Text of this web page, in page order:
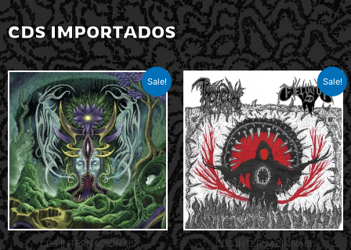
CDS IMPORTADOS
Sale!
CDS INTERNACIONAIS
Sale!
CDS INTERNACIONAIS